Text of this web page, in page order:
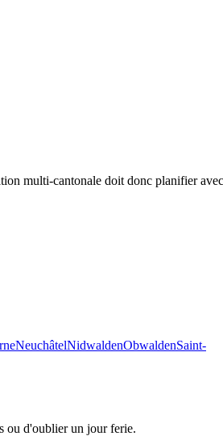
multi-cantonale doit donc planifier
NeuchâtelNidwaldenObwaldenSaint-
ou d'oublier un jour ferie.